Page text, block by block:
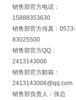
销售部官方电话：
15888353630
销售部官方传真：0573-
83025500
销售部官方QQ：
2413143006
销售部官方邮箱：
2413143006@qq.com
销售部负责人：张总